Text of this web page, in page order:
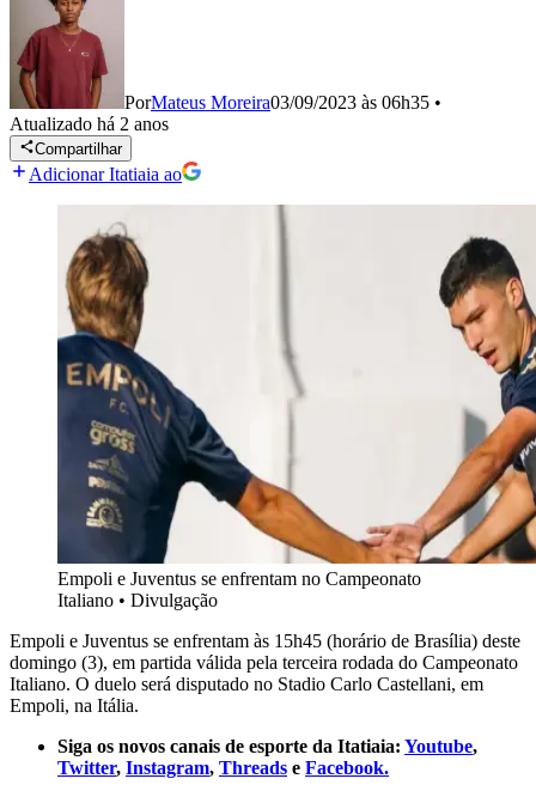
PorMateus Moreira03/09/2023 às 06h35 •
Atualizado há 2 anos
Compartilhar
Adicionar Itatiaia ao
Empoli e Juventus se enfrentam no Campeonato
Italiano • Divulgação
Empoli e Juventus se enfrentam às 15h45 (horário de Brasília) deste
domingo (3), em partida válida pela terceira rodada do Campeonato
Italiano. O duelo será disputado no Stadio Carlo Castellani, em
Empoli, na Itália.
Siga os novos canais de esporte da Itatiaia: Youtube,
Twitter, Instagram, Threads e Facebook.